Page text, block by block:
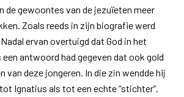
de gewoontes van de jezuïeten meer
Zoals reeds in zijn biografie werd
ervan overtuigd dat God in het
antwoord had gegeven dat ook gold
van deze jongeren. In die zin wendde hij
Ignatius als tot een echte “stichter”.